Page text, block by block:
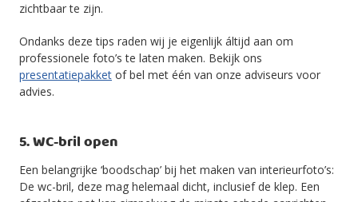
zichtbaar te zijn.
Ondanks deze tips raden wij je eigenlijk áltijd aan om
professionele foto’s te laten maken. Bekijk ons
presentatiepakket of bel met één van onze adviseurs voor
advies.
5. WC-bril open
Een belangrijke ‘boodschap’ bij het maken van interieurfoto’s:
De wc-bril, deze mag helemaal dicht, inclusief de klep. Een